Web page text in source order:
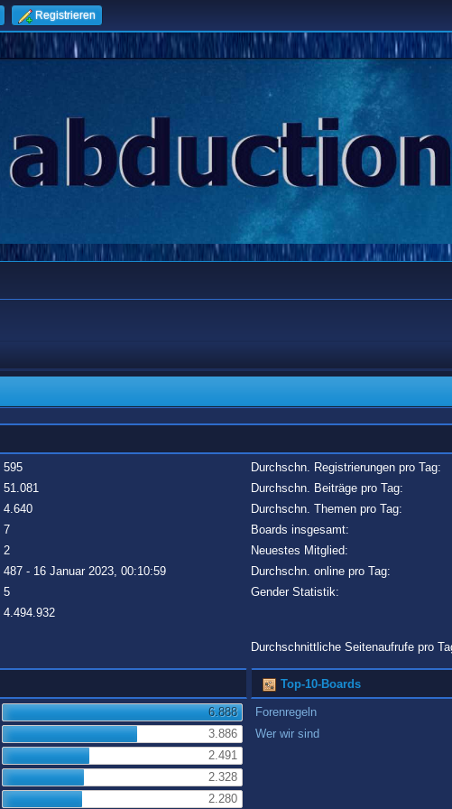
Registrieren
595
51.081
4.640
7
2
487 - 16 Januar 2023, 00:10:59
5
4.494.932
Durchschn. Registrierungen pro Tag:
Durchschn. Beiträge pro Tag:
Durchschn. Themen pro Tag:
Boards insgesamt:
Neuestes Mitglied:
Durchschn. online pro Tag:
Gender Statistik:
Durchschnittliche Seitenaufrufe pro
6.888
3.886
2.491
2.328
2.280
Top-10-Boards
Forenregeln
Wer wir sind